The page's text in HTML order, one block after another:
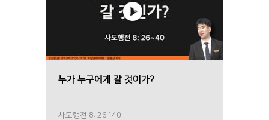
누가 누구에게 갈 것이가?
사도행전 8: 26`40